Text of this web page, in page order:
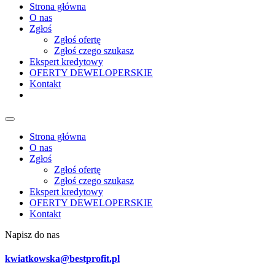
Strona główna
O nas
Zgłoś
Zgłoś ofertę
Zgłoś czego szukasz
Ekspert kredytowy
OFERTY DEWELOPERSKIE
Kontakt
Strona główna
O nas
Zgłoś
Zgłoś ofertę
Zgłoś czego szukasz
Ekspert kredytowy
OFERTY DEWELOPERSKIE
Kontakt
Napisz do nas
kwiatkowska@bestprofit.pl